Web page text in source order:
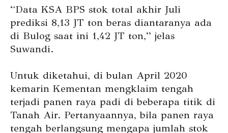
“Data KSA BPS stok total akhir Juli
prediksi 8,13 JT ton beras diantaranya ada
di Bulog saat ini 1,42 JT ton,” jelas
Suwandi.
Untuk diketahui, di bulan April 2020
kemarin Kementan mengklaim tengah
terjadi panen raya padi di beberapa titik di
Tanah Air. Pertanyaannya, bila panen raya
tengah berlangsung mengapa jumlah stok